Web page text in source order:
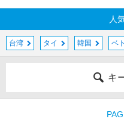
人
台湾 タイ 韓国 ベ
キ